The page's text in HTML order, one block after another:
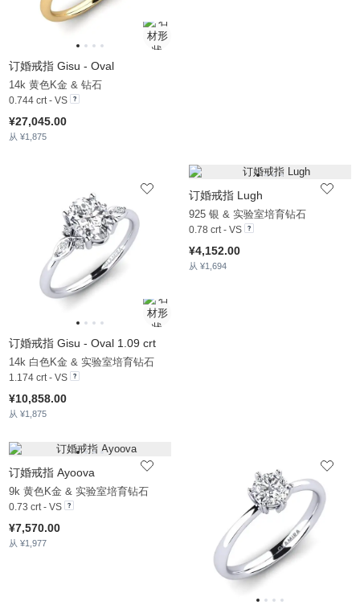
订婚戒指 Gisu - Oval
14k 黄色K金 & 钻石
0.744 crt - VS
¥27,045.00
从 ¥1,875
订婚戒指 Gisu - Oval 1.09 crt
14k 白色K金 & 实验室培育钻石
1.174 crt - VS
¥10,858.00
从 ¥1,875
订婚戒指 Lugh
925 银 & 实验室培育钻石
0.78 crt - VS
¥4,152.00
从 ¥1,694
订婚戒指 Ayoova
9k 黄色K金 & 实验室培育钻石
0.73 crt - VS
¥7,570.00
从 ¥1,977